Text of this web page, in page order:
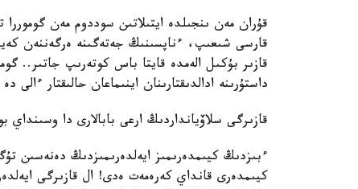
قۇران مەن ىنجىلدە ايتىلاتىن سوددوم مەن گوموررا
قارسى شىعىپ، ءناپسىنىڭ جەتەگىنە ەرگەننەن
قازىر بۇكىل الەمدە قايتا باس كوتەرىپ جاتىر..
داستۇرىنە ادالدىقتارىنان اينىماعان حالىقتار ءالى
قازىرگى سلاۆيانداردىڭ ارعى بابالارى دا وسىنداي
ءبىزدىڭ كيىمدەرىمىز ايەلدەرىمىزدىڭ دەنەسىن
كيىمدەرى قانداي كەرەمەت ەدى! ال قازىرگى